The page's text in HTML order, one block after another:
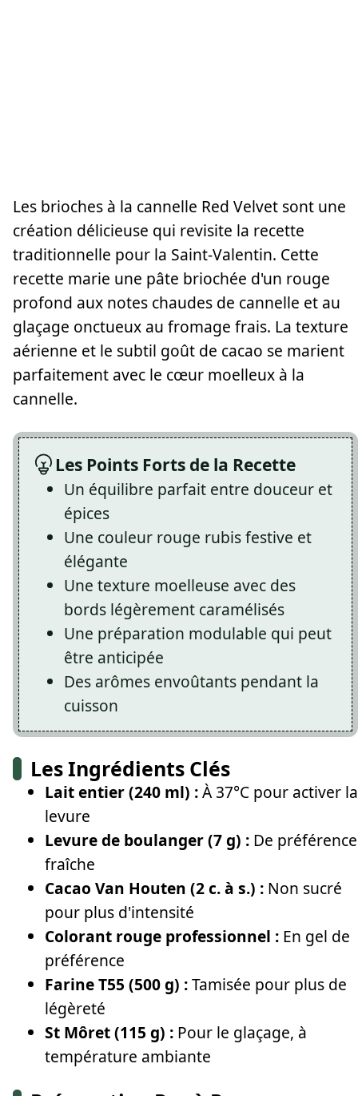
Les brioches à la cannelle Red Velvet sont une
création délicieuse qui revisite la recette
traditionnelle pour la Saint-Valentin. Cette
recette marie une pâte briochée d'un rouge
profond aux notes chaudes de cannelle et au
glaçage onctueux au fromage frais. La texture
aérienne et le subtil goût de cacao se marient
parfaitement avec le cœur moelleux à la
cannelle.
Les Points Forts de la Recette
Un équilibre parfait entre douceur et
épices
Une couleur rouge rubis festive et
élégante
Une texture moelleuse avec des
bords légèrement caramélisés
Une préparation modulable qui peut
être anticipée
Des arômes envoûtants pendant la
cuisson
Les Ingrédients Clés
Lait entier (240 ml) :À 37°C pour activer la
levure
Levure de boulanger (7 g) : De préférence
fraîche
Cacao Van Houten (2 c. à s.) : Non sucré
pour plus d'intensité
Colorant rouge professionnel : En gel de
préférence
Farine T55 (500 g) :Tamisée pour plus de
légèreté
St Môret (115 g) : Pour le glaçage, à
température ambiante